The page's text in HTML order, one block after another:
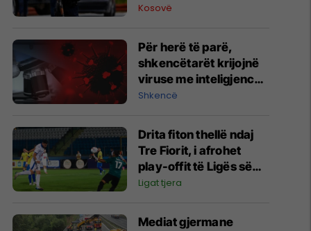
Jarinë
Kosovë
Për herë të parë,
shkencëtarët krijojnë
viruse me inteligjencë
artificiale
Shkencë
Drita fiton thellë ndaj
Tre Fiorit, i afrohet
play-offit të Ligës së
Konferencës
Ligat tjera
Mediat gjermane